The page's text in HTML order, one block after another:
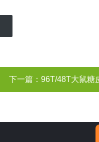
下一篇： 96T/48T大鼠糖